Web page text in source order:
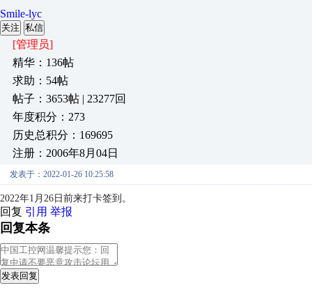
Smile-lyc
关注 私信
[管理员]
精华：136帖
求助：54帖
帖子：3653帖 | 23277回
年度积分：273
历史总积分：169695
注册：2006年8月04日
发表于：2022-01-26 10:25:58
2022年1月26日前来打卡签到。
回复 引用 举报
回复本条
发表回复